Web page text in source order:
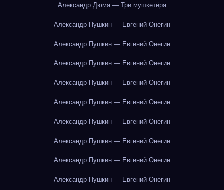
Александр Дюма — Три мушкетёра
Александр Пушкин — Евгений Онегин
Александр Пушкин — Евгений Онегин
Александр Пушкин — Евгений Онегин
Александр Пушкин — Евгений Онегин
Александр Пушкин — Евгений Онегин
Александр Пушкин — Евгений Онегин
Александр Пушкин — Евгений Онегин
Александр Пушкин — Евгений Онегин
Александр Пушкин — Евгений Онегин